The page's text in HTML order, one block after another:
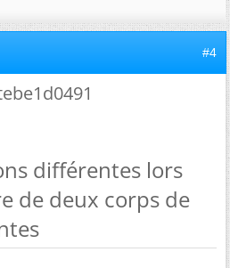
#4
différentes lors
de deux corps de